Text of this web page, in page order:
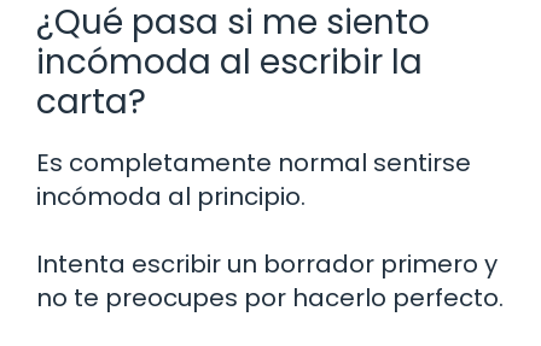
¿Qué pasa si me siento
incómoda al escribir la
carta?
Es completamente normal sentirse
incómoda al principio.
Intenta escribir un borrador primero y
no te preocupes por hacerlo perfecto.